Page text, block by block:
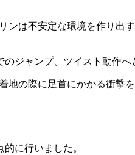
は不安定な環境を作り出
ジャンプ、ツイスト動作へ
の際に足首にかかる衝撃
に行いました。